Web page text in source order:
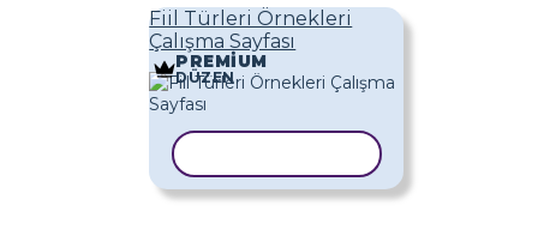
Fiil Türleri Örnekleri
Çalışma Sayfası
PREMIUM
DÜZEN